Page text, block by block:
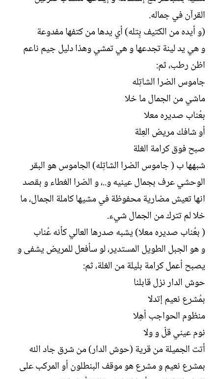
القرآن في جماله.
(و أيده من الكتيف بِتله) أي يدها من كتفها مفدوعة
و هي يد لينة تجدعها و هي تمشي وهذا دليل جيم ناعم
اظن رطب، ثم:
جاموس الضرا الشاتِله
ماشي من الجمال ما خلا
بعُناب صديره معلا
أو شافك مريض العِلة
صبح فوق كرامة الغلة
شبهها ب ( جاموس الضرا الشاتِله) الجاموس هو البقر
الوحشي عرف بجمال عينيه و..، و الضرا الغطاء و بقصد
انها تعيش مضارية محفوظة في مشيها كاملة الجمال، ما
خلا لم تترك من الجمال شيء.
( بعُناب صديره معلا) يشبه صدرها العالي كأنه عُناب
و هو الجبل الطويل المستدير، لو سأفعل للمريض يشفى و
يصبح أعمل كرامة بليلة من الغلة، ثم:
حوش الدار نزل قابلنا
بمُشرع نعيم إتدلا
منظوم الحواجب أهِلا
نوم عيني قلّ و ولا
أتت الجميلة من قرية (حوش الدار) من شرق جاد الله
بمشرع نعيم و مشرع هو موقف البنطلون أو المركب على